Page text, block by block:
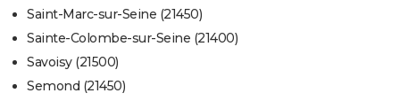
Saint-Marc-sur-Seine (21450)
Sainte-Colombe-sur-Seine (21400)
Savoisy (21500)
Semond (21450)